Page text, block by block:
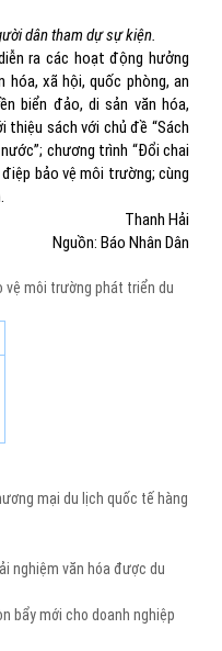
dân tham dự sự kiện.
ra các hoạt động hưởng
hóa, xã hội, quốc phòng, an
biển đảo, di sản văn hóa,
thiệu sách với chủ đề “Sách
chương trình “Đổi chai
bảo vệ môi trường; cùng
Thanh Hải
Nguồn: Báo Nhân Dân
vệ môi trường phát triển du
mại du lịch quốc tế hàng
nghiệm văn hóa được du
bẩy mới cho doanh nghiệp